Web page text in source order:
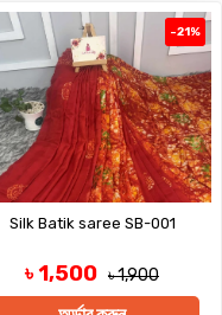
-21%
Silk Batik saree SB-001
৳ 1,500 ৳ 1,900